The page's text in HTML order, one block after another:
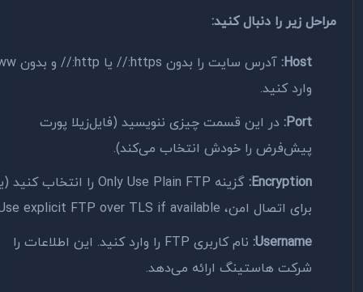
زیر را دنبال کنید:
آدرس سایت را بدون https:// یا http:// و بدون www
وارد کنید.
در این قسمت چیزی ننویسید (فایل‌زیلا پورت
پیش‌فرض را خودش انتخاب می‌کند).
Encryption:
گزینه Only Use Plain FTP را انتخاب کنید (یا
برای اتصال امن، Use explicit FTP over TLS if available).
Username:
نام کاربری FTP را وارد کنید. این اطلاعات را
شرکت هاستینگ ارائه می‌دهد.